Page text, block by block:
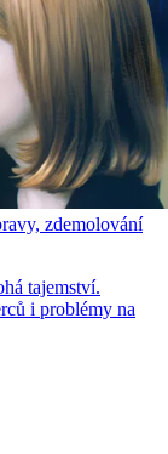
zdemolování
tajemství.
i problémy na